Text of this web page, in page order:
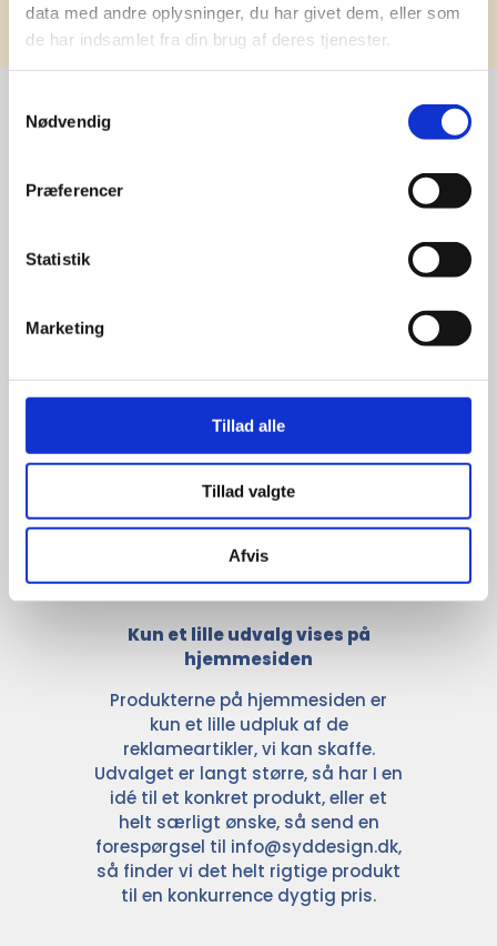
data med andre oplysninger, du har givet dem, eller som
de har indsamlet fra din brug af deres tjenester.
Nødvendig
Præferencer
Statistik
Marketing
Tillad alle
Tillad valgte
Afvis
med de største og mest
anerkendte leverandører inden for
promotion.
Kun et lille udvalg vises på
hjemmesiden
Produkterne på hjemmesiden er
kun et lille udpluk af de
reklameartikler, vi kan skaffe.
Udvalget er langt større, så har I en
idé til et konkret produkt, eller et
helt særligt ønske, så send en
forespørgsel til info@syddesign.dk,
så finder vi det helt rigtige produkt
til en konkurrence dygtig pris.